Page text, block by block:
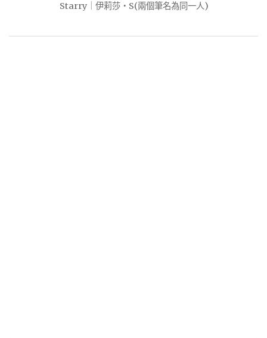
Starry｜伊莉莎・S(兩個筆名為同一人)